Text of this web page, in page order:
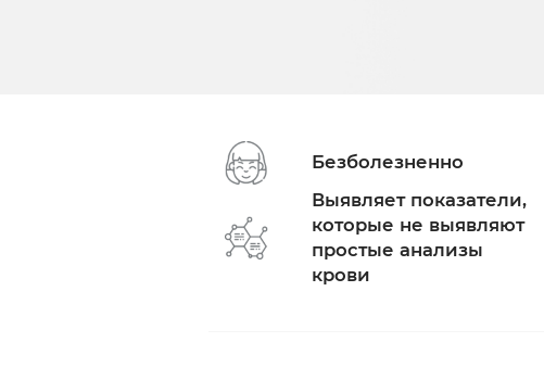
Безболезненно
Выявляет показатели,
которые не выявляют
простые анализы
крови